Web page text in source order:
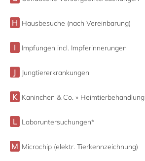
H Hausbesuche (nach Vereinbarung)
I Impfungen incl. Impferinnerungen
J Jungtiererkrankungen
K Kaninchen & Co. » Heimtierbehandlung
L Laboruntersuchungen*
M Microchip (elektr. Tierkennzeichnung)